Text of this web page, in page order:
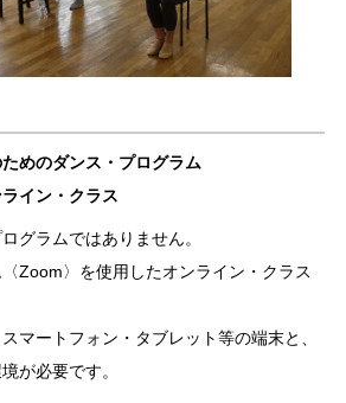
めのダンス・プログラム
イン・クラス
グラムではありません。
Zoom〉を使用したオンライン・クラス
マートフォン・タブレット等の端末と、
が必要です。